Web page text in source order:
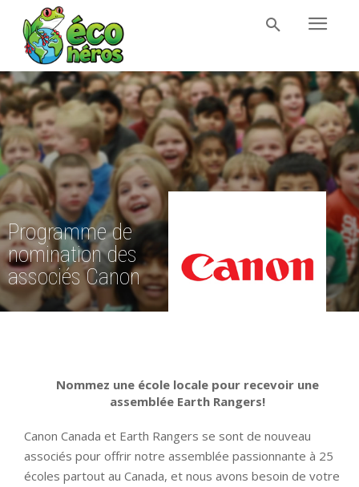
Programme de
nomination des
associés Canon
Nommez une école locale pour recevoir une
assemblée Earth Rangers!
Canon Canada et Earth Rangers se sont de nouveau
associés pour offrir notre assemblée passionnante à 25
écoles partout au Canada, et nous avons besoin de votre